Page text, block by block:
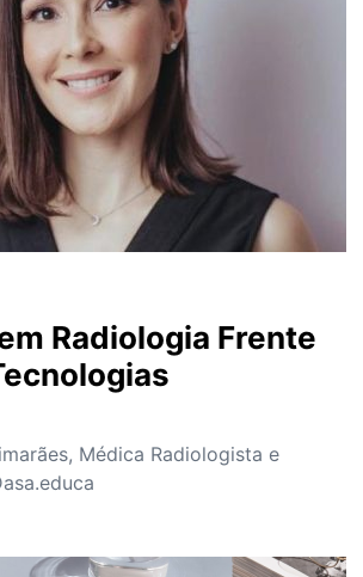
Radiologia Frente
Médica Radiologista e